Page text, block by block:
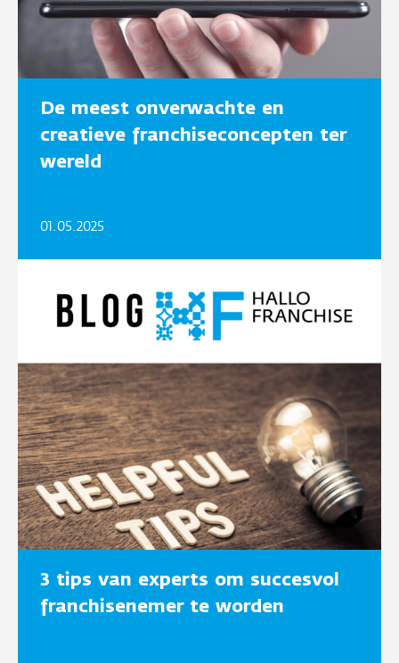
De meest onverwachte en
creatieve franchiseconcepten ter
wereld
01.05.2025
3 tips van experts om succesvol
franchisenemer te worden